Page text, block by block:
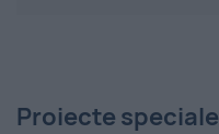
Proiecte speciale